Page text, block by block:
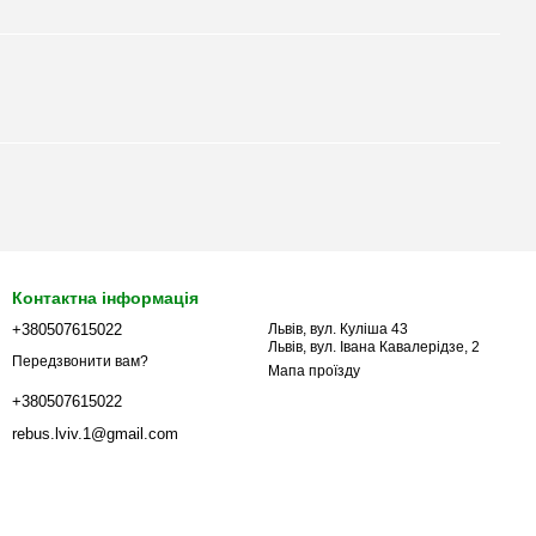
Контактна інформація
+380507615022
Передзвонити вам?
+380507615022
rebus.lviv.1@gmail.com
Львів, вул. Куліша 43
Львів, вул. Івана Кавалерідзе, 2
Мапа проїзду